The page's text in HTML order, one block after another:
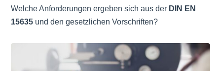
Welche Anforderungen ergeben sich aus der DIN EN
15635 und den gesetzlichen Vorschriften?